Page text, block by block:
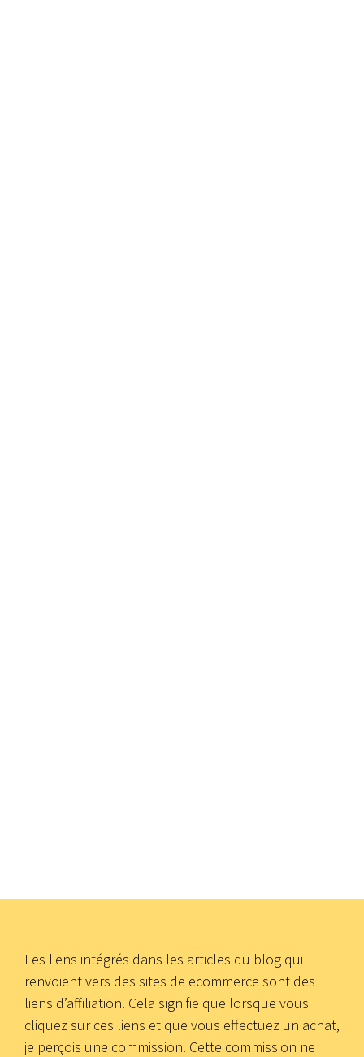
Les liens intégrés dans les articles du blog qui
renvoient vers des sites de ecommerce sont des
liens d’affiliation. Cela signifie que lorsque vous
cliquez sur ces liens et que vous effectuez un achat,
je perçois une commission. Cette commission ne